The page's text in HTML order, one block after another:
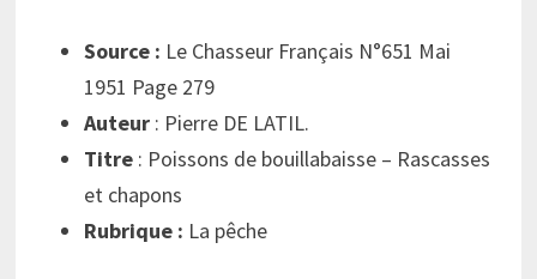
Source : Le Chasseur Français N°651 Mai
1951 Page 279
Auteur: Pierre DE LATIL.
Titre : Poissons de bouillabaisse – Rascasses
et chapons
Rubrique : La pêche